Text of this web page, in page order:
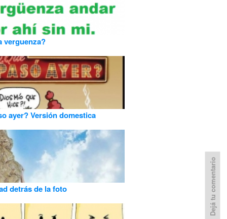
verguenza?
ayer? Versión domestica
detrás de la foto Dejá tu comentario